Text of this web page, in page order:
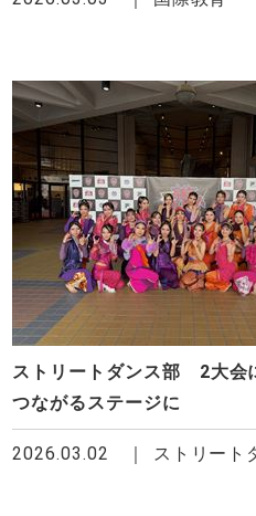
ストリートダンス部 2大会
つながるステージに
2026.03.02 ストリート